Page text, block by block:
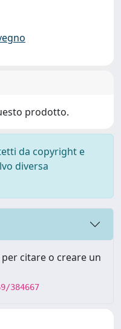
prodotto.
da copyright e
diversa
citare o creare un
384667